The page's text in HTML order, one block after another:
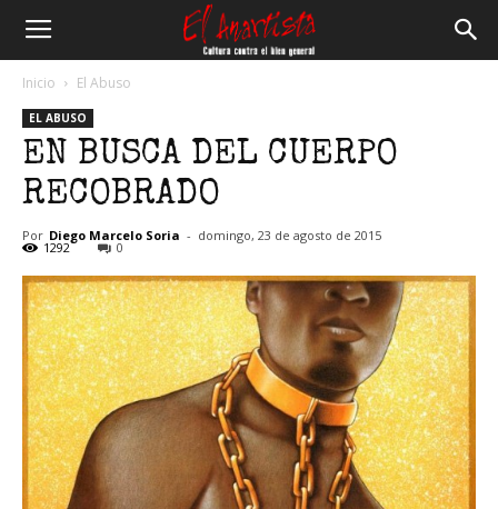
Anartista
Inicio El Abuso
EL ABUSO
EN BUSCA DEL CUERPO
RECOBRADO
Por Diego Marcelo Soria - domingo, 23 de agosto de 2015
1292 0